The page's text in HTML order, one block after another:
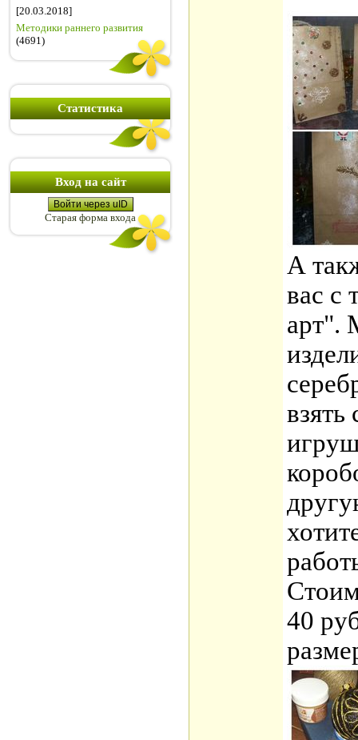
[20.03.2018]
Методики раннего развития
(4691)
Статистика
Вход на сайт
Войти через uID
Старая форма входа
А
вас с
арт".
40